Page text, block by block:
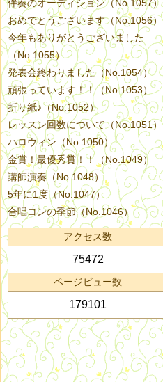
伴奏のオーディション（No.1057）
おめでとうございます（No.1056）
今年もありがとうございました
（No.1055）
発表会終わりました（No.1054）
頑張っています！！（No.1053）
折り紙♪（No.1052）
レッスン回数について（No.1051）
ハロウィン（No.1050）
金賞！最優秀賞！！（No.1049）
講師演奏（No.1048）
5年に1度（No.1047）
合唱コンの季節（No.1046）
アクセス数
75472
ページビュー数
179101